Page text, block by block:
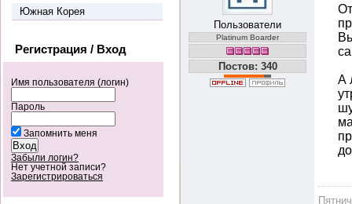
Южная Корея
Регистрация / Вход
Имя пользователя (логин)
Пароль
Запомнить меня
Забыли логин?
Нет учетной записи?
Зарегистрироваться
Пользователи
Platinum Boarder
Постов: 340
А